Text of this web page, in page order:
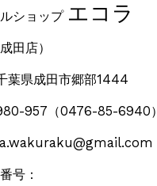
ショップ エコラ
田店）
葉県成田市郷部1444
957 （0476-85-6940）
号：